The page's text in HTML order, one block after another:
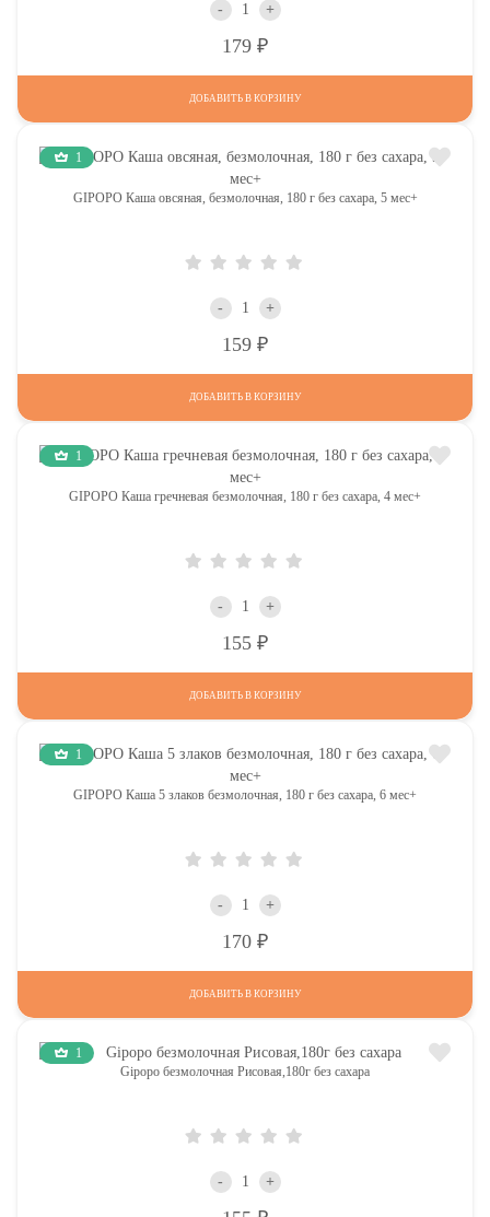
- +
179
ДОБАВИТЬ В КОРЗИНУ
1
GIPOPO Каша овсяная, безмолочная, 180 г без сахара, 5 мес+
- +
159
ДОБАВИТЬ В КОРЗИНУ
1
GIPOPO Каша гречневая безмолочная, 180 г без сахара, 4 мес+
- +
155
ДОБАВИТЬ В КОРЗИНУ
1
GIPOPO Каша 5 злаков безмолочная, 180 г без сахара, 6 мес+
- +
170
ДОБАВИТЬ В КОРЗИНУ
1
Gipopo безмолочная Рисовая,180г без сахара
- +